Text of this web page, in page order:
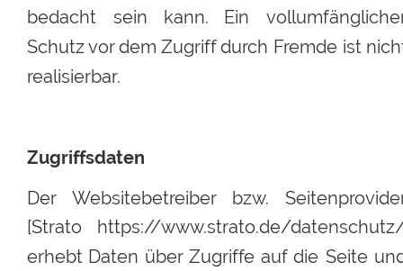
bedacht
sein kann. Ein
Schutz vordem Zugriffdurch Fremde ist
realisierbar.
Zugriffsdaten
Der
Websitebetreiber bzw.
[Strato
https://www.strato.de/
erhebt Daten über Zugriffe auf die Seite